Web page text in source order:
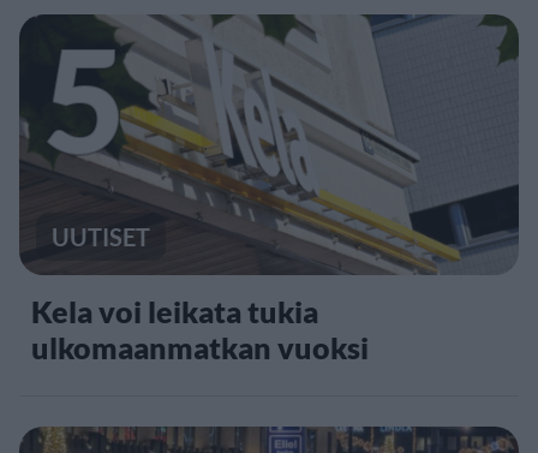
5
UUTISET
Kela voi leikata tukia
ulkomaanmatkan vuoksi